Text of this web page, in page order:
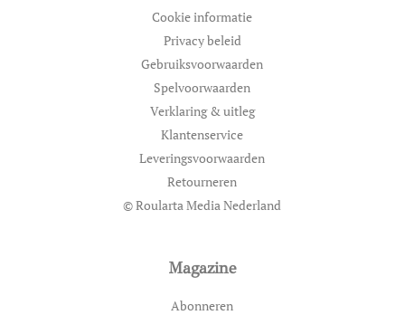
Cookie informatie
Privacy beleid
Gebruiksvoorwaarden
Spelvoorwaarden
Verklaring & uitleg
Klantenservice
Leveringsvoorwaarden
Retourneren
© Roularta Media Nederland
Magazine
Abonneren